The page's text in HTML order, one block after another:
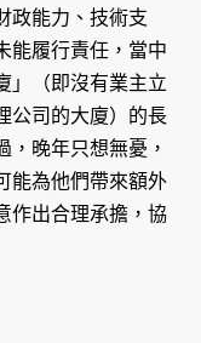
政能力、技術支
能履行責任，當中
」（即沒有業主立
公司的大廈）的長
晚年只想無憂，
能為他們帶來額外
作出合理承擔，協